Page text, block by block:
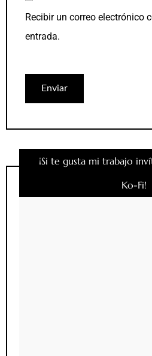
Recibir un correo electrónico
entrada.
¡Si te gusta mi trabajo
Ko-Fi!